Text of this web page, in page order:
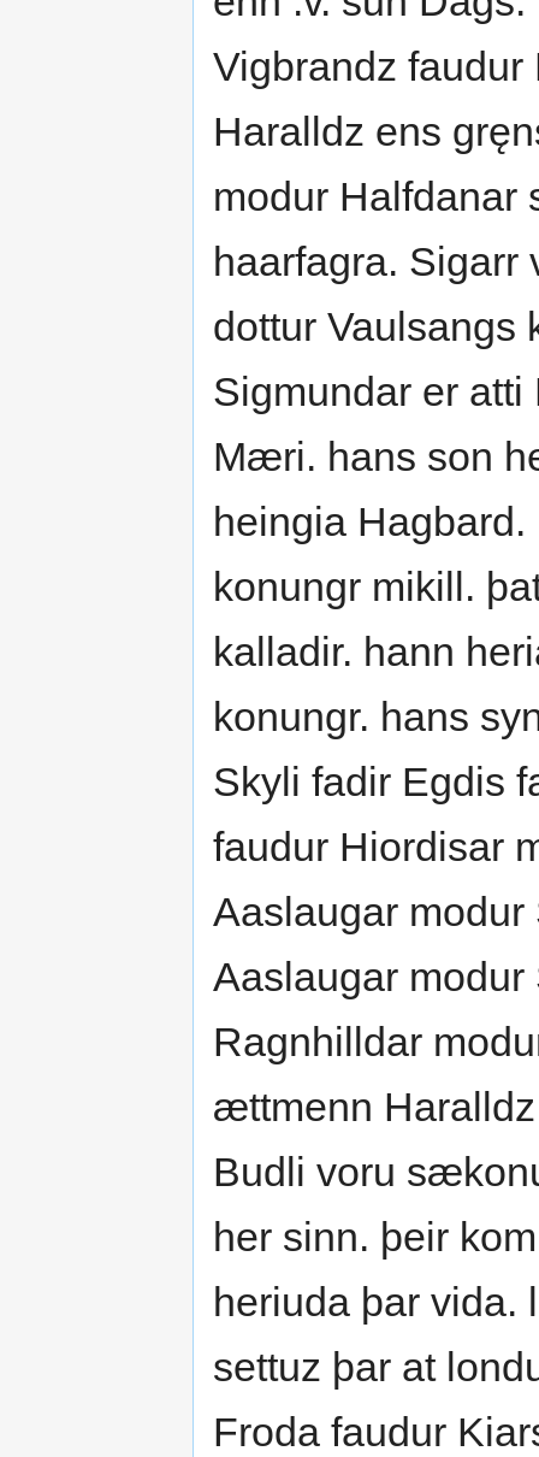
Vigbrandz
Haralldz ens
modur Halfdanar
haarfagra. Sigarr
dottur Vaulsangs
Sigmundar er
Mæri. hans son
heingia
konungr mikill.
kalladir. hann
konungr. hans
Skyli fadir Egdis
faudur Hiordisar
Aaslaugar
Aaslaugar
Ragnhilldar
ættmenn
Budli voru
her sinn. þeir
heriuda þar vida.
settuz þar at
Froda faudur